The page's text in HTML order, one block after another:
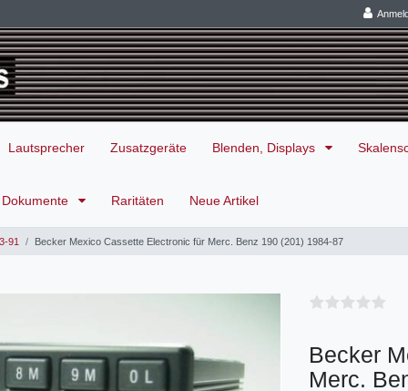
Lautsprecher Zusatzgeräte Blenden, Displays
Dokumente Raritäten Neue Artikel
91 Becker Mexico Cassette Electronic für Merc. Benz 190 (201) 1984-87
Becker
Merc.